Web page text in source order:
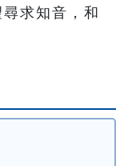
求知音，和